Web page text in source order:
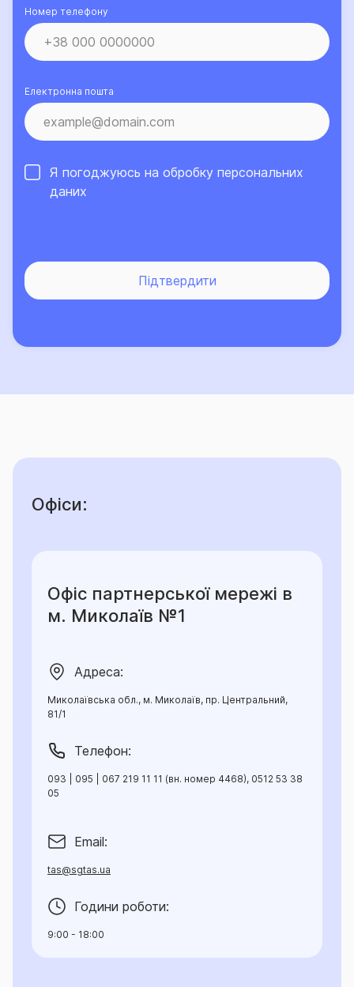
розрахунку та умови здійснення страхових виплат.
Така інформація викладена у даному
Інформаційному документі.
Номер телефону
Електронна пошта
Я погоджуюсь на обробку персональних
даних
Підтвердити
Офіси:
Офіс партнерської мережі в
м. Миколаїв №1
Адреса:
Миколаївська обл., м. Миколаїв, пр. Центральний,
81/1
Телефон:
093 | 095 | 067 219 11 11 (вн. номер 4468), 0512 53 38
05
Email:
tas@sgtas.ua
Години роботи:
9:00 - 18:00